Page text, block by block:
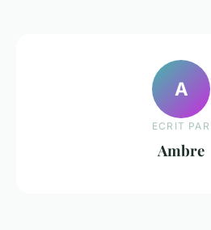
A
ECRIT PAR
Ambre